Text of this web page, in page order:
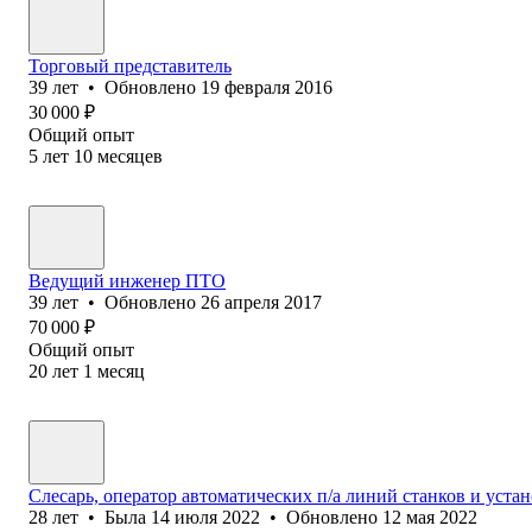
Торговый представитель
39 лет • Обновлено 19 февраля 2016
30 000 ₽
Общий опыт
5 лет 10 месяцев
Ведущий инженер ПТО
39 лет • Обновлено 26 апреля 2017
70 000 ₽
Общий опыт
20 лет 1 месяц
Слесарь, оператор автоматических п/а линий станков и
28 лет • Была 14 июля 2022 • Обновлено 12 мая 2022